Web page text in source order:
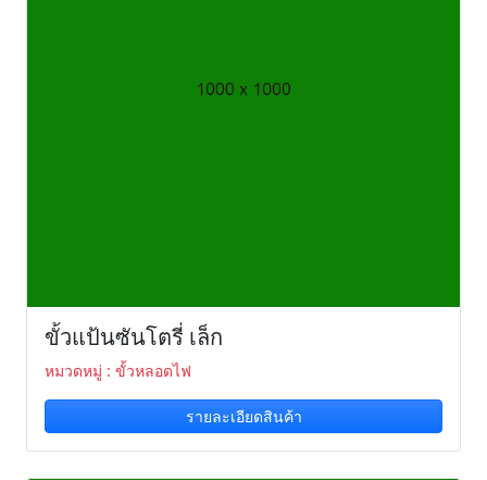
ขั้วแป้นซันโตรี่ เล็ก
หมวดหมู่ : ขั้วหลอดไฟ
รายละเอียดสินค้า